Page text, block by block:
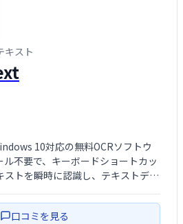
キスト
10対応の無料OCRソフトウ
不要で、キーボードショートカッ
ストを瞬時に認識し、テキストデー
口コミを見る